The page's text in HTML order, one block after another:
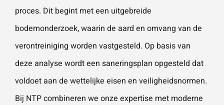
proces. Dit begint met een uitgebreide
bodemonderzoek, waarin de aard en omvang van de
verontreiniging worden vastgesteld. Op basis van
deze analyse wordt een saneringsplan opgesteld dat
voldoet aan de wettelijke eisen en veiligheidsnormen.
Bij NTP combineren we onze expertise met moderne